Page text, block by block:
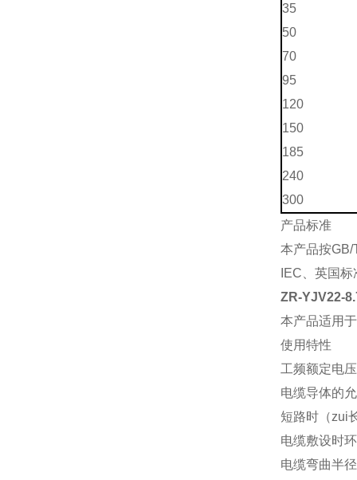
35
50
70
95
120
150
185
240
300
产品标准
本产品按
IEC、英国
ZR-YJV22-
本产品适用
使用特性
工频额定电
电缆导体的
短路时（zui
电缆敷设时
电缆弯曲半径